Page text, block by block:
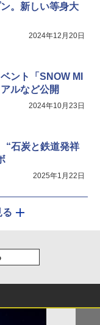
。新しい等身大
2024年12月20日
ント「SNOW MI
ルなど公開
2024年10月23日
“石炭と鉄道発祥
2025年1月22日
る